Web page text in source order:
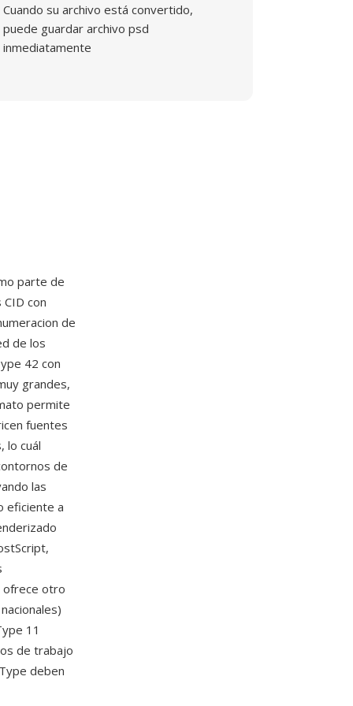
Cuando su archivo está convertido,
puede guardar archivo psd
inmediatamente
parte de
con
de
de los
42 con
grandes,
permite
fuentes
lo cuál
de
las
eficiente a
ofrece otro
11
de trabajo
deben